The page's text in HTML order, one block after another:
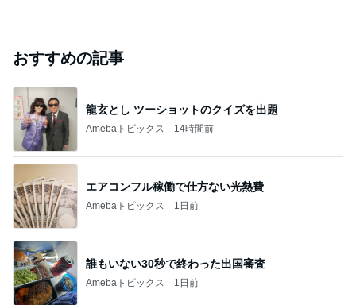
おすすめの記事
龍玄とし ツーショットのクイズを出題
Amebaトピックス 14時間前
エアコンフル稼働で仕方ない光熱費
Amebaトピックス 1日前
誰もいない30秒で終わった出国審査
Amebaトピックス 1日前